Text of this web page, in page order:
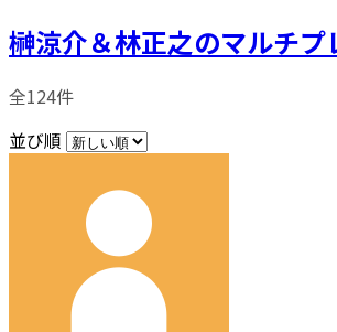
榊涼介＆林正之のマルチプ
全124件
並び順